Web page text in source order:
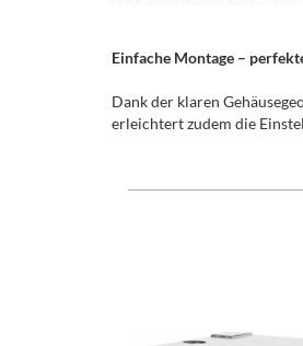
Einfache Montage –
Dank der klaren
erleichtert zudem die